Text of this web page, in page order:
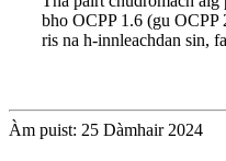
bho OCPP 1.6 (gu OCPP
ris na h-innleachdan sin,
Àm puist: 25 Dàmhair 2024